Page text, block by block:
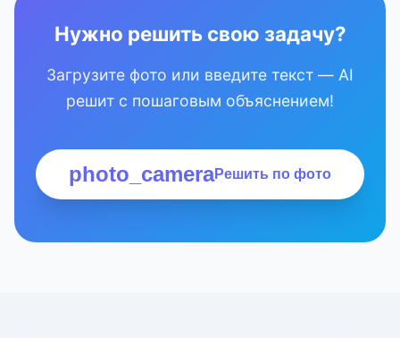
Нужно решить свою задачу?
Загрузите фото или введите текст — AI
решит с пошаговым объяснением!
photo_cameraРешить по фото